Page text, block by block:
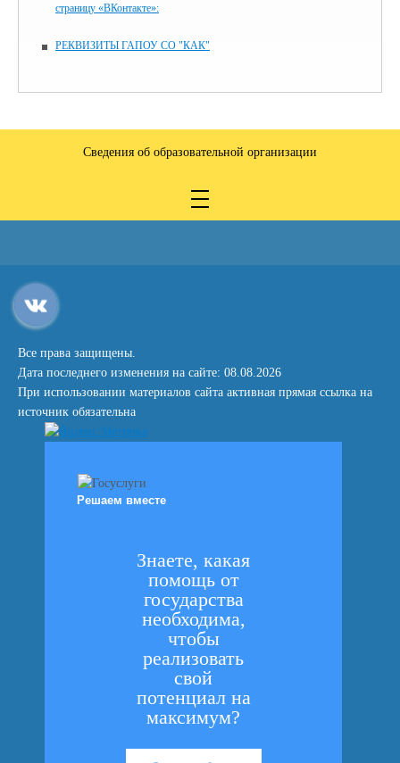
страницу «ВКонтакте»:
РЕКВИЗИТЫ ГАПОУ СО "КАК"
Сведения об образовательной организации
Все права защищены.
Дата последнего изменения на сайте: 08.08.2026
При использовании материалов сайта активная прямая ссылка на
источник обязательна
Решаем вместе
Знаете, какая
помощь от
государства
необходима,
чтобы
реализовать
свой
потенциал на
максимум?